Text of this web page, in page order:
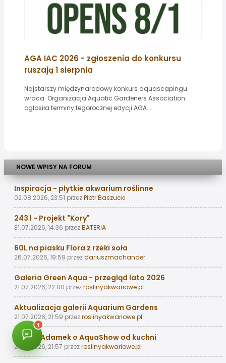
AGA IAC 2026 - zgłoszenia do konkursu
ruszają 1 sierpnia
Najstarszy międzynarodowy konkurs aquascapingu
wraca. Organizacja Aquatic Gardeners Association
ogłosiła terminy tegorocznej edycji AGA...
NOWE WPISY NA FORUM
Inspiracja - płytkie akwarium roślinne
02.08.2026, 23:51 przezPiotr Baszucki
243 l - Projekt "Kory"
31.07.2026, 14:36 przezBATERIA
60L na piasku Flora z rzeki soła
26.07.2026, 19:59 przezdariuszmachander
Galeria Green Aqua - przegląd lato 2026
21.07.2026, 22:00 przezroslinyakwariowe.pl
Aktualizacja galerii Aquarium Gardens
21.07.2026, 21:59 przezroslinyakwariowe.pl
Michał Adamek o AquaShow od kuchni
21.07.2026, 21:57 przezroslinyakwariowe.pl